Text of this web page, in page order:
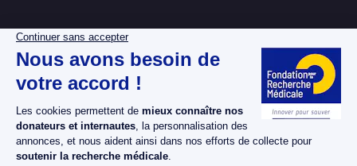
La Fondation pour la
Recherche Médicale
Nos dossiers maladies
Nos projets
Nos actualités
Espace chercheurs
Espace presse